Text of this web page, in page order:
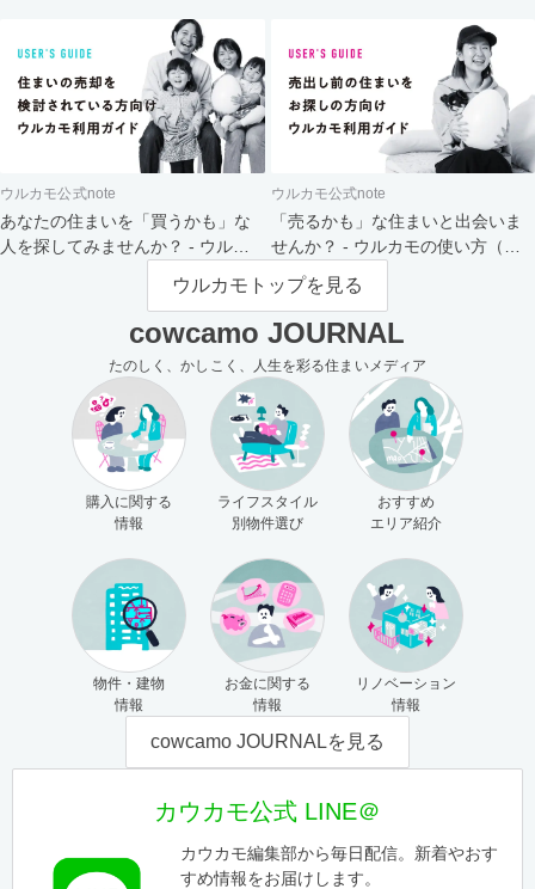
ウルカモ公式note
あなたの住まいを「買うかも」な
人を探してみませんか？ - ウルカ
ウルカモ公式note
「売るかも」な住まいと出会いま
せんか？ - ウルカモの使い方（買
主さま向け）
ウルカモトップを見る
cowcamo JOURNAL
たのしく、かしこく、人生を彩る住まいメディア
購入に関する
情報
ライフスタイル
別物件選び
おすすめ
エリア紹介
物件・建物
情報
お金に関する
情報
リノベーション
情報
cowcamo JOURNALを見る
カウカモ公式 LINE＠
カウカモ編集部から毎日配信。新着やおす
すめ情報をお届けします。